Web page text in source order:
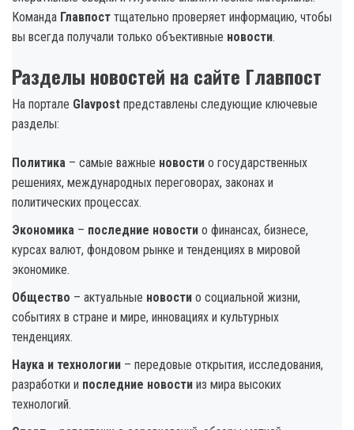
Команда Главпост тщательно проверяет информацию, чтобы
вы всегда получали только объективные новости.
Разделы новостей на сайте Главпост
На портале Glavpost представлены следующие ключевые
разделы:
Политика – самые важные новости о государственных
решениях, международных переговорах, законах и
политических процессах.
Экономика – последние новости о финансах, бизнесе,
курсах валют, фондовом рынке и тенденциях в мировой
экономике.
Общество – актуальные новости о социальной жизни,
событиях в стране и мире, инновациях и культурных
тенденциях.
Наука и технологии – передовые открытия, исследования,
разработки и последние новости из мира высоких
технологий.